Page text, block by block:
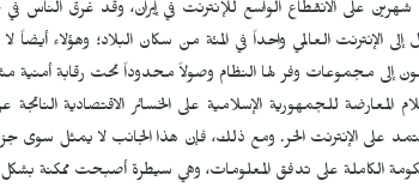
على الانقطاع الواسع للإنترنت في إيران، وقد غرق الناس
إلى الإنترنت العالمي واحداً في المئة من سكان البلاد؛ وهؤلاء
إلى مجموعات وفر لها النظام وصولاً محدوداً تحت رقابة أمنية
المعارضة للجمهورية الإسلامية على الخسائر الاقتصادية
تعتمد على الإنترنت الحر. ومع ذلك، فإن هذا الجانب لا يمثل
الكاملة على تدفق المعلومات، وهي سيطرة أصبحت ممكنة